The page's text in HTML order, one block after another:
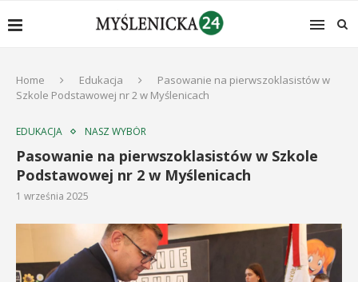
Home Edukacja
Pasowanie na pierwszoklasistów w
Szkole Podstawowej nr 2 w Myślenicach
EDUKACJA NASZ WYBÓR
Pasowanie na pierwszoklasistów w Szkole
Podstawowej nr 2 w Myślenicach
1 września 2025